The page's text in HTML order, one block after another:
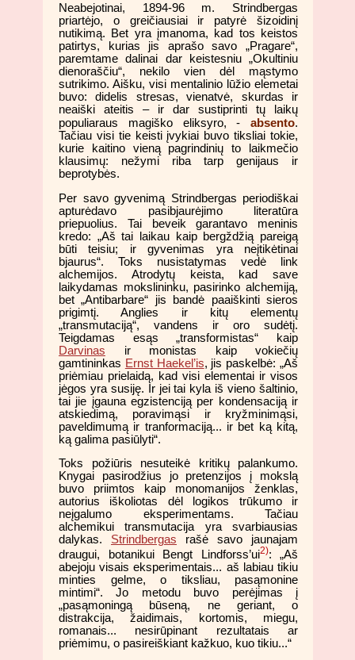
Neabejotinai, 1894-96 m. Strindbergas
priartėjo, o greičiausiai ir patyrė šizoidinį
nutikimą. Bet yra įmanoma, kad tos keistos
patirtys, kurias jis aprašo savo „Pragare“,
paremtame dalinai dar keistesniu „Okultiniu
dienoraščiu“, nekilo vien dėl mąstymo
sutrikimo. Aišku, visi mentalinio lūžio elemetai
buvo: didelis stresas, vienatvė, skurdas ir
neaiški ateitis – ir dar sustiprinti tų laikų
populiaraus magiško eliksyro, - absento.
Tačiau visi tie keisti įvykiai buvo tiksliai tokie,
kurie kaitino vieną pagrindinių to laikmečio
klausimų: nežymi riba tarp genijaus ir
beprotybės.
Per savo gyvenimą Strindbergas periodiškai
apturėdavo pasibjaurėjimo literatūra
priepuolius. Tai beveik garantavo meninis
kredo: „Aš tai laikau kaip bergždžią pareigą
būti teisiu; ir gyvenimas yra neįtikėtinai
bjaurus“. Toks nusistatymas vedė link
alchemijos. Atrodytų keista, kad save
laikydamas mokslininku, pasirinko alchemiją,
bet „Antibarbare“ jis bandė paaiškinti sieros
prigimtį. Anglies ir kitų elementų
„transmutaciją“, vandens ir oro sudėtį.
Teigdamas esąs „transformistas“ kaip
Darvinas ir monistas kaip vokiečių
gamtininkas Ernst Haekel’is, jis paskelbė: „Aš
priėmiau prielaidą, kad visi elementai ir visos
jėgos yra susiję. Ir jei tai kyla iš vieno šaltinio,
tai jie įgauna egzistenciją per kondensaciją ir
atskiedimą, poravimąsi ir kryžminimąsi,
paveldimumą ir tranformaciją... ir bet ką kitą,
ką galima pasiūlyti“.
Toks požiūris nesuteikė kritikų palankumo.
Knygai pasirodžius jo pretenzijos į mokslą
buvo priimtos kaip monomanijos ženklas,
autorius iškoliotas dėl logikos trūkumo ir
neįgalumo eksperimentams. Tačiau
alchemikui transmutacija yra svarbiausias
dalykas. Strindbergas rašė savo jaunajam
draugui, botanikui Bengt Lindforss’ui2): „Aš
abejoju visais eksperimentais... aš labiau tikiu
minties gelme, o tiksliau, pasąmonine
mintimi“. Jo metodu buvo perėjimas į
„pasąmoningą būseną, ne geriant, o
distrakcija, žaidimais, kortomis, miegu,
romanais... nesirūpinant rezultatais ar
priėmimu, o pasireiškiant kažkuo, kuo tikiu...“